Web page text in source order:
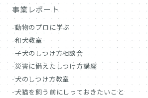
事業レポート
動物のプロに学ぶ
和犬教室
子犬のしつけ方相談会
災害に備えたしつけ方講座
犬のしつけ方教室
犬猫を飼う前にしっておきたいこと